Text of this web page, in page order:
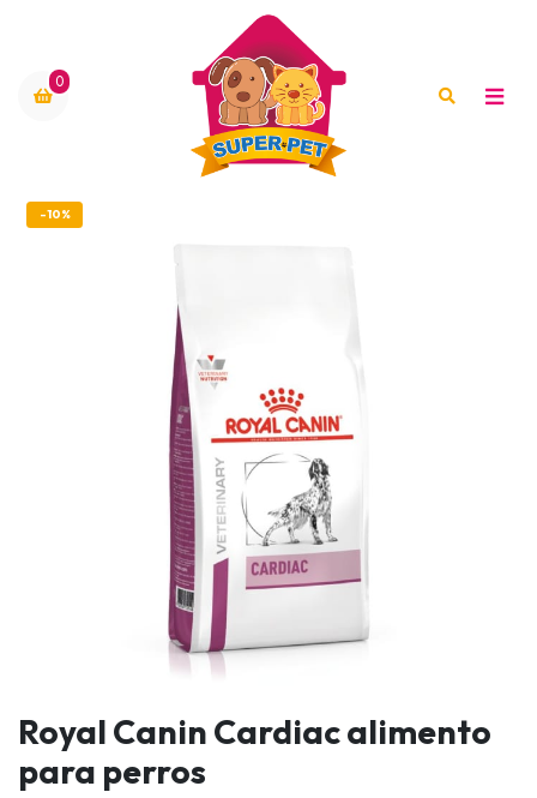
0
-10%
Royal Canin Cardiac alimento
para perros